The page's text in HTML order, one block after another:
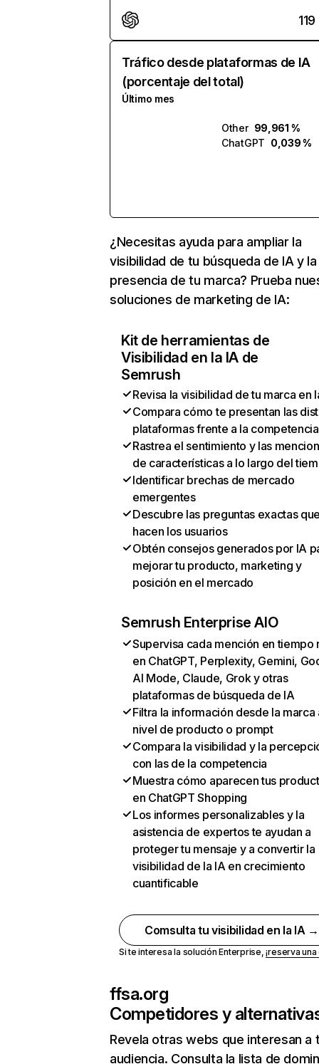
119
Tráfico desde plataformas de IA
(porcentaje del total)
Último mes
Other 99,961 %
ChatGPT 0,039 %
¿Necesitas ayuda para ampliar la
visibilidad de tu búsqueda de IA y la
presencia de tu marca? Prueba
soluciones de marketing de IA:
Kit de herramientas de
Visibilidad en la IA de
Semrush
Revisa la visibilidad de tu marca en
Compara cómo te presentan las
plataformas frente a la competencia
Rastrea el sentimiento y las
de características a lo largo del
Identificar brechas de mercado
emergentes
Descubre las preguntas exactas
hacen los usuarios
Obtén consejos generados por IA
mejorar tu producto, marketing y
posición en el mercado
Semrush Enterprise AIO
Supervisa cada mención en tiempo
en ChatGPT, Perplexity, Gemini,
AI Mode, Claude, Grok y otras
plataformas de búsqueda de IA
Filtra la información desde la marca
nivel de producto o prompt
Compara la visibilidad y la
con las de la competencia
Muestra cómo aparecen tus
en ChatGPT Shopping
Los informes personalizables y la
asistencia de expertos te ayudan a
proteger tu mensaje y a convertir la
visibilidad de la IA en crecimiento
cuantificable
Comsulta tu visibilidad en la IA →
Si te interesa la solución Enterprise,¡reserva
ffsa.org
Competidores y
Revela otras webs que interesan a
audiencia. Consulta la lista de